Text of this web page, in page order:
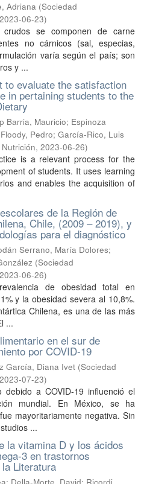
Adriana (Sociedad
2023-06-23)
crudos se componen de carne
no cárnicos (sal, especias,
varía según el país; son
y ...
to evaluate the satisfaction
in pertaining students to the
Barria, Mauricio; Espinoza
Pedro; García-Rico, Luis
, 2023-06-26)
is a relevant process for the
of students. It uses learning
and enables the acquisition of
de la Región de
Chile, (2009 – 2019), y
para el diagnóstico
Serrano, María Dolores;
(Sociedad
2023-06-26)
de obesidad total en
y la obesidad severa al 10,8%.
Chilena, es una de las más
...
en el sur de
por COVID-19
García, Diana Ivet (Sociedad
2023-07-23)
debido a COVID-19 influenció el
mundial. En México, se ha
mayoritariamente negativa. Sin
...
la vitamina D y los ácidos
3 en trastornos
Literatura